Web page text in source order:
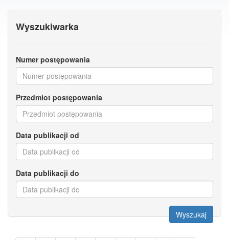
Wyszukiwarka
Numer postępowania
Przedmiot postępowania
Data publikacji od
Data publikacji do
Wyszukaj